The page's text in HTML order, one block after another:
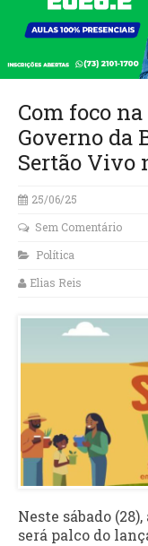
Com foco
Governo da
Sertão Vivo
25/06/25
Sem Comentário
Política
Elias Reis
Neste sábado
será palco do